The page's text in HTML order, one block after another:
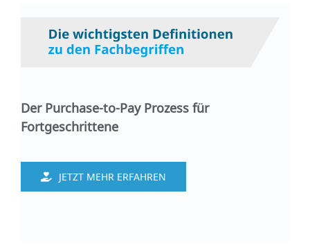
Der Purchase-to-Pay Prozess für
Fortgeschrittene
JETZT MEHR ERFAHREN